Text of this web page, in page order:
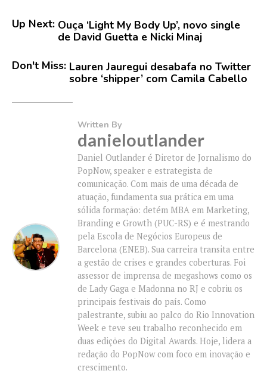
Up Next: Ouça ‘Light My Body Up’, novo single
de David Guetta e Nicki Minaj
Don't Miss: Lauren Jauregui desabafa no Twitter
sobre ‘shipper’ com Camila Cabello
Written By
danieloutlander
Daniel Outlander é Diretor de Jornalismo do
PopNow, speaker e estrategista de
comunicação. Com mais de uma década de
atuação, fundamenta sua prática em uma
sólida formação: detém MBA em Marketing,
Branding e Growth (PUC-RS) e é mestrando
pela Escola de Negócios Europeus de
Barcelona (ENEB). Sua carreira transita entre
a gestão de crises e grandes coberturas. Foi
assessor de imprensa de megashows como os
de Lady Gaga e Madonna no RJ e cobriu os
principais festivais do país. Como
palestrante, subiu ao palco do Rio Innovation
Week e teve seu trabalho reconhecido em
duas edições do Digital Awards. Hoje, lidera a
redação do PopNow com foco em inovação e
crescimento.